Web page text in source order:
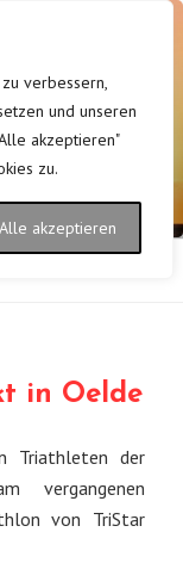
verbessern,
und unseren
akzeptieren"
zu.
Alle akzeptieren
1928
in Oelde
Triathleten der
vergangenen
von TriStar